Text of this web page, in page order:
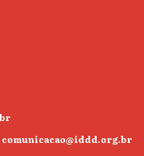
comunicacao@iddd.org.br